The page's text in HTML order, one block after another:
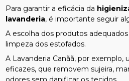
Para garantir a eficácia da
lavanderia, é importante seguir
A escolha dos produtos
limpeza dos estofados.
A Lavanderia Canãã, por exemplo,
eficazes, que removem sujeira,